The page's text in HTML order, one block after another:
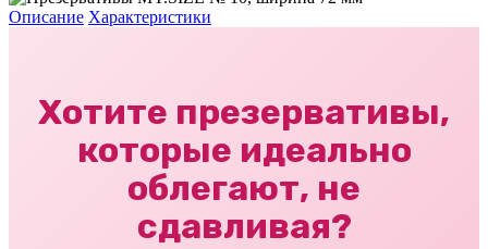
Описание Характеристики
Хотите презервативы,
которые идеально
облегают, не
сдавливая?